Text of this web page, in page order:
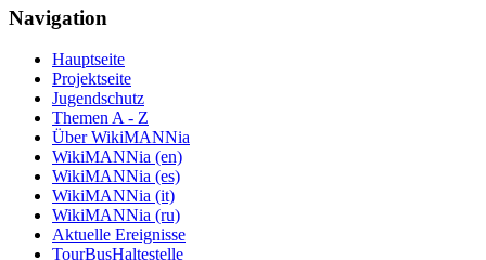
Navigation
Hauptseite
Projektseite
Jugendschutz
Themen A - Z
Über WikiMANNia
WikiMANNia (en)
WikiMANNia (es)
WikiMANNia (it)
WikiMANNia (ru)
Aktuelle Ereignisse
TourBusHaltestelle